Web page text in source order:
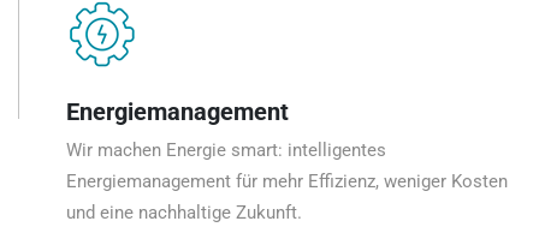
Energiemanagement
Wir machen Energie smart: intelligentes
Energiemanagement für mehr Effizienz, weniger Kosten
und eine nachhaltige Zukunft.